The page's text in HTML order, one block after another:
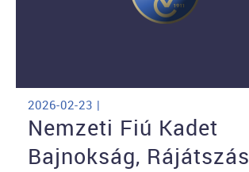
2026-02-23 |
Nemzeti Fiú Kadet
Bajnokság, Rájátszás